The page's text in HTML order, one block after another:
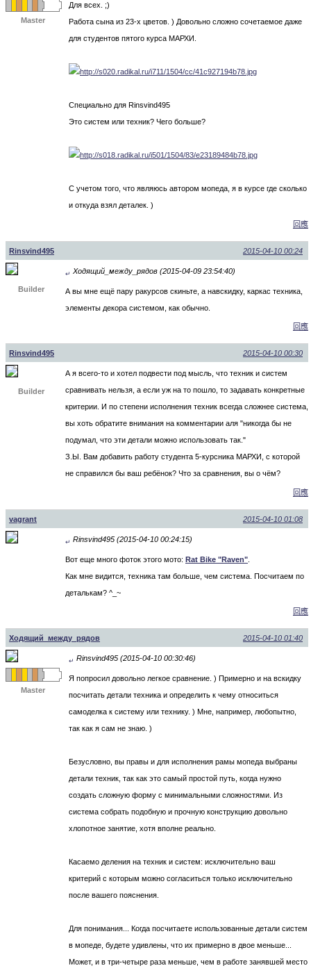
Master
Для всех. ;)
Работа сына из 23-х цветов. ) Довольно сложно сочетаемое даже
для студентов пятого курса МАРХИ.
Специально для Rinsvind495
Это систем или техник? Чего больше?
С учетом того, что являюсь автором мопеда, я в курсе где сколько
и откуда взял деталек. )
回應
Rinsvind495 2015-04-10 00:24
Builder
↵ Ходящий_между_рядов (2015-04-09 23:54:40)
А вы мне ещё пару ракурсов скиньте, а навскидку, каркас техника,
элементы декора системом, как обычно.
回應
Rinsvind495 2015-04-10 00:30
Builder
А я всего-то и хотел подвести под мысль, что техник и систем
сравнивать нельзя, а если уж на то пошло, то задавать конкретные
критерии. И по степени исполнения техник всегда сложнее система,
вы хоть обратите внимания на комментарии аля "никогда бы не
подумал, что эти детали можно использовать так."
З.Ы. Вам добавить работу студента 5-курсника МАРХИ, с которой
не справился бы ваш ребёнок? Что за сравнения, вы о чём?
回應
vagrant 2015-04-10 01:08
↵ Rinsvind495 (2015-04-10 00:24:15)
Вот еще много фоток этого мото: Rat Bike "Raven"
Как мне видится, техника там больше, чем система. Посчитаем по
деталькам? ^_~
回應
Ходящий_между_рядов 2015-04-10 01:40
Master
↵ Rinsvind495 (2015-04-10 00:30:46)
Я попросил довольно легкое сравнение. ) Примерно и на вскидку
посчитать детали техника и определить к чему относиться
самоделка к систему или технику. ) Мне, например, любопытно,
так как я сам не знаю. )
Безусловно, вы правы и для исполнения рамы мопеда выбраны
детали техник, так как это самый простой путь, когда нужно
создать сложную форму с минимальными сложностями. Из
система собрать подобную и прочную конструкцию довольно
хлопотное занятие, хотя вполне реально.
Касаемо деления на техник и систем: исключительно ваш
критерий с которым можно согласиться только исключительно
после вашего пояснения.
Для понимания... Когда посчитаете использованные детали систем
в мопеде, будете удивлены, что их примерно в двое меньше...
Может, и в три-четыре раза меньше, чем в работе занявшей место